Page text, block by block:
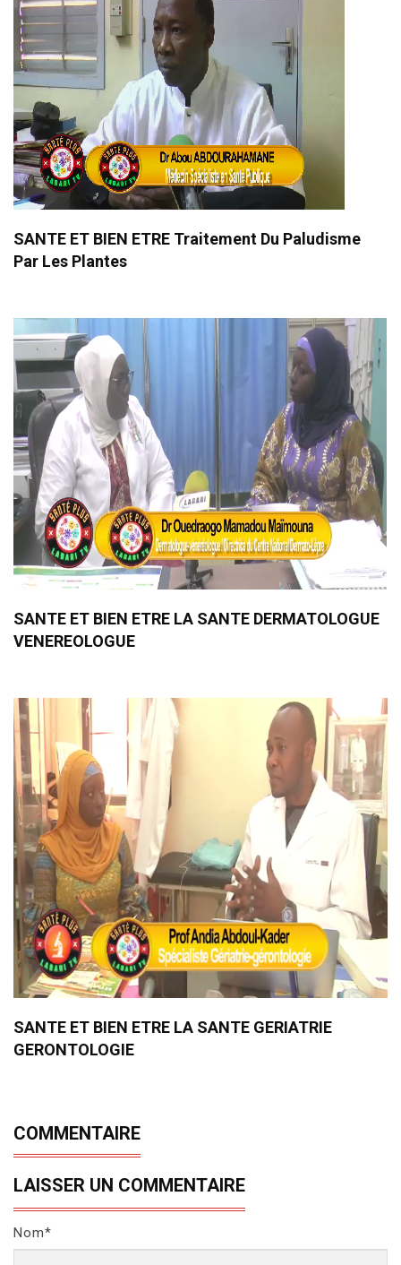
SANTE ET BIEN ETRE Traitement Du Paludisme
Par Les Plantes
SANTE ET BIEN ETRE LA SANTE DERMATOLOGUE
VENEREOLOGUE
SANTE ET BIEN ETRE LA SANTE GERIATRIE
GERONTOLOGIE
COMMENTAIRE
LAISSER UN COMMENTAIRE
Nom*